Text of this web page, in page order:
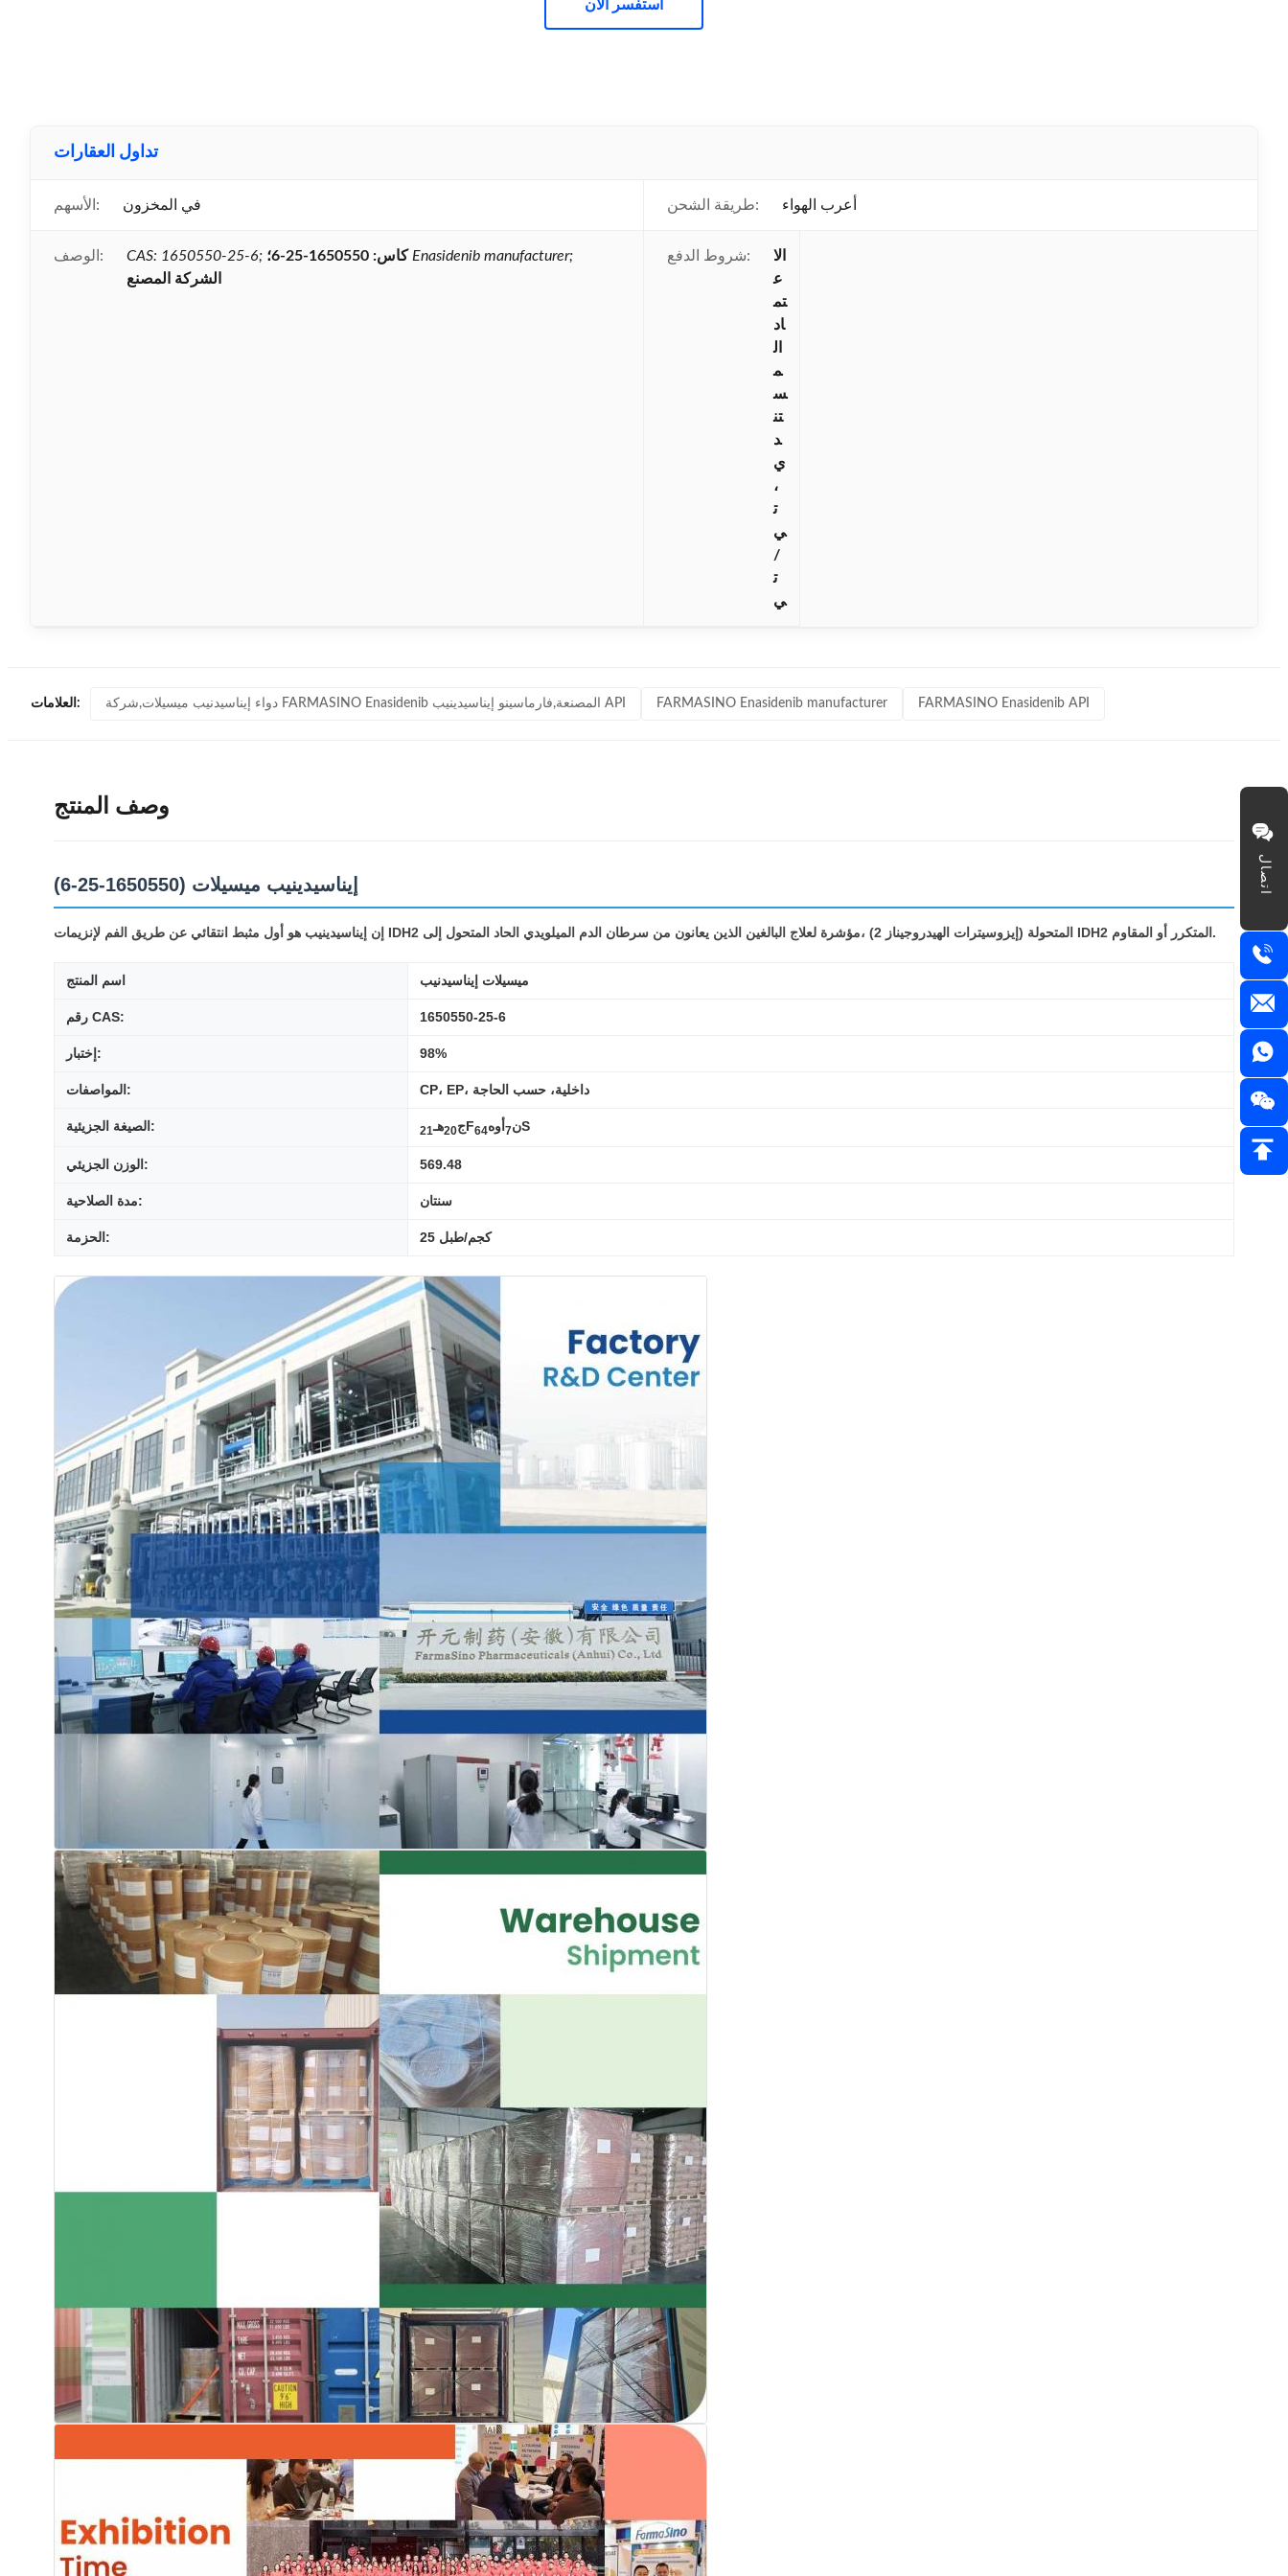
اتصال
استفسر الآن
تداول العقارات
الأسهم: في المخزون طريقة الشحن: أعرب الهواء
الوصف: CAS: 1650550-25-6; كاس: 1650550-25-6؛ Enasidenib manufacturer;
الشركة المصنع
شروط الدفع:
الا
ع
تم
اد
ال
م
س
تن
د
ي
،
ت
ي
/
ت
ي
العلامات: دواء إيناسيدنيب ميسيلات,شركة FARMASINO Enasidenib المصنعة,فارماسينو إيناسيدينيب API FARMASINO Enasidenib manufacturer FARMASINO Enasidenib API
وصف المنتج
إيناسيدينيب ميسيلات (1650550-25-6)
إن إيناسيدينيب هو أول مثبط انتقائي عن طريق الفم لإنزيمات IDH2 المتحولة (إيزوسيترات الهيدروجيناز 2) ،مؤشرة لعلاج البالغين الذين يعانون من سرطان الدم الميلويدي الحاد المتحول إلى IDH2 المتكرر أو المقاوم.
اسم المنتج ميسيلات إيناسيدنيب
رقم CAS: 1650550-25-6
إختبار: 98%
المواصفات: CP، EP، داخلية، حسب الحاجة
الصيغة الجزيئية: ج20هـ21 F6 ن7 أوه4 S
الوزن الجزيئي: 569.48
مدة الصلاحية: سنتان
الحزمة: 25 كجم/طبل